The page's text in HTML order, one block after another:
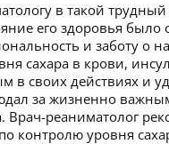
в такой
его здоровья было
и заботу о
сахара в крови,
в своих действиях и
за жизненно
Врач-реаниматолог
контролю уровня